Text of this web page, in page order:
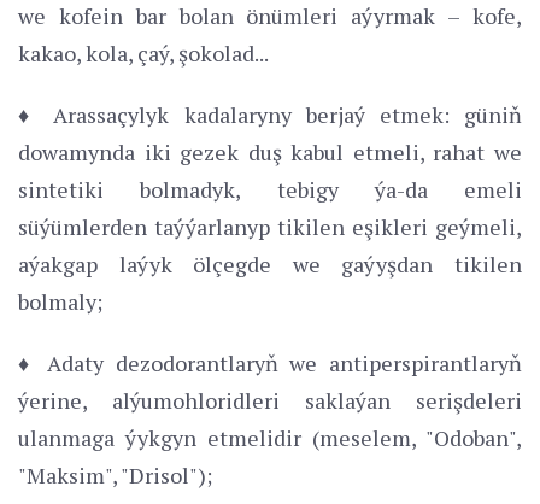
we kofein bar bolan önümleri aýyrmak – kofe,
kakao, kola, çaý, şokolad...
♦ Arassaçylyk kadalaryny berjaý etmek: güniň
dowamynda iki gezek duş kabul etmeli, rahat we
sintetiki bolmadyk, tebigy ýa-da emeli
süýümlerden taýýarlanyp tikilen eşikleri geýmeli,
aýakgap laýyk ölçegde we gaýyşdan tikilen
bolmaly;
♦ Adaty dezodorantlaryň we antiperspirantlaryň
ýerine, alýumohloridleri saklaýan serişdeleri
ulanmaga ýykgyn etmelidir (meselem, "Odoban",
"Maksim", "Drisol");